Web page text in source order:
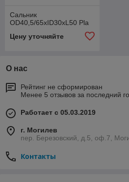
Сальник
OD40,5/65xID30xL50 Pla
Цену уточняйте
О нас
Рейтинг не сформирован
Менее 5 отзывов за последний
Работает с 05.03.2019
г. Могилев
пер. Березовский, д.5, оф.7,
Контакты